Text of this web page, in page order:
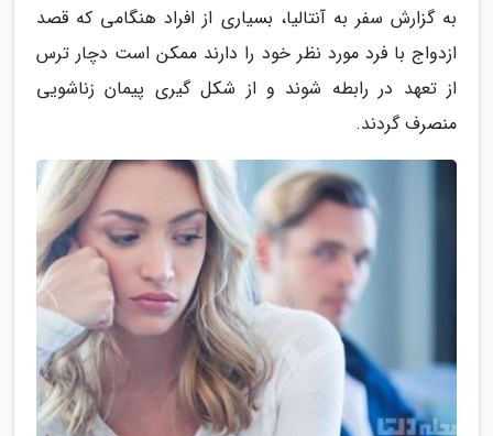
به گزارش سفر به آنتالیا، بسیاری از افراد هنگامی که قصد
ازدواج با فرد مورد نظر خود را دارند ممکن است دچار ترس
از تعهد در رابطه شوند و از شکل گیری پیمان زناشویی
منصرف گردند.